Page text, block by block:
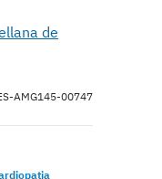
de
AMG145-00747